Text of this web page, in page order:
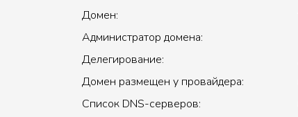
Домен:
Администратор домена:
Делегирование:
Домен размещен у провайдера:
Список DNS-серверов: